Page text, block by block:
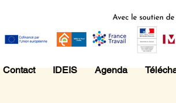
Contact IDEIS Agenda